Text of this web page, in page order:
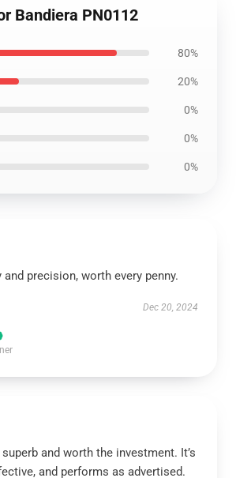
Bandiera PN0112
80%
20%
0%
0%
0%
precision, worth every penny.
Dec 20, 2024
and worth the investment. It’s
and performs as advertised.